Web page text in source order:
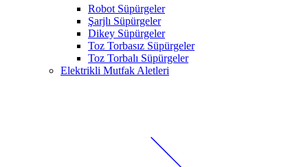
Robot Süpürgeler
Şarjlı Süpürgeler
Dikey Süpürgeler
Toz Torbasız Süpürgeler
Toz Torbalı Süpürgeler
Elektrikli Mutfak Aletleri